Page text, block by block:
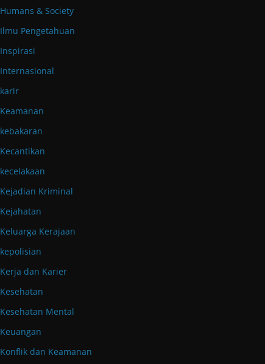
Humans & Society
Ilmu Pengetahuan
Inspirasi
Internasional
karir
Keamanan
kebakaran
Kecantikan
kecelakaan
Kejadian Kriminal
Kejahatan
Keluarga Kerajaan
kepolisian
Kerja dan Karier
Kesehatan
Kesehatan Mental
Keuangan
Konflik dan Keamanan